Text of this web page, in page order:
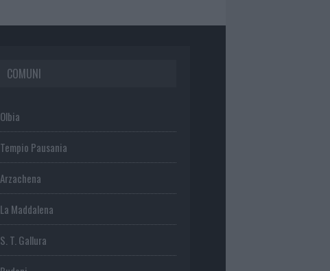
COMUNI
Olbia
Tempio Pausania
Arzachena
La Maddalena
S. T. Gallura